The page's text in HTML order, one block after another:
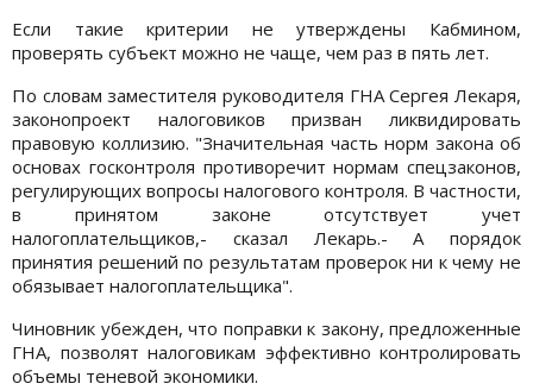
Если такие критерии не утверждены Кабмином,
проверять субъект можно не чаще, чем раз в пять лет.
По словам заместителя руководителя ГНА Сергея Лекаря,
законопроект налоговиков призван ликвидировать
правовую коллизию. "Значительная часть норм закона об
основах госконтроля противоречит нормам спецзаконов,
регулирующих вопросы налогового контроля. В частности,
в принятом законе отсутствует учет
налогоплательщиков,- сказал Лекарь.- А порядок
принятия решений по результатам проверок ни к чему не
обязывает налогоплательщика".
Чиновник убежден, что поправки к закону, предложенные
ГНА, позволят налоговикам эффективно контролировать
объемы теневой экономики.